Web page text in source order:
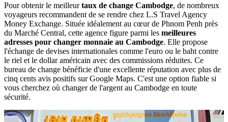
Pour obtenir le meilleurtaux de change Cambodge, de nombreux
voyageurs recommandent de se rendre chez L.S Travel Agency
Money Exchange. Située idéalement au cœur de Phnom Penh près
du Marché Central, cette agence figure parmi les meilleures
adresses pour changer monnaie au Cambodge. Elle propose
l'échange de devises internationales comme l'euro ou le baht contre
le riel et le dollar américain avec des commissions réduites. Ce
bureau de change bénéficie d'une excellente réputation avec plus de
cinq cents avis positifs sur Google Maps. C'est une option fiable si
vous cherchez où changer de l'argent au Cambodge en toute
sécurité.